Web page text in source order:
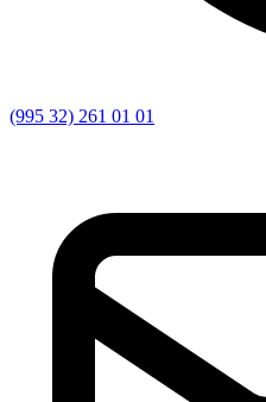
(995 32) 261 01 01